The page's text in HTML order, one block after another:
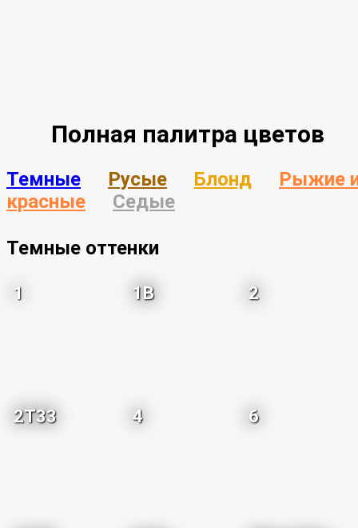
Полная палитра цветов
Темные Русые Блонд
Рыжие
красные
Седые
Темные оттенки
1 1B 2
2T33 4 6